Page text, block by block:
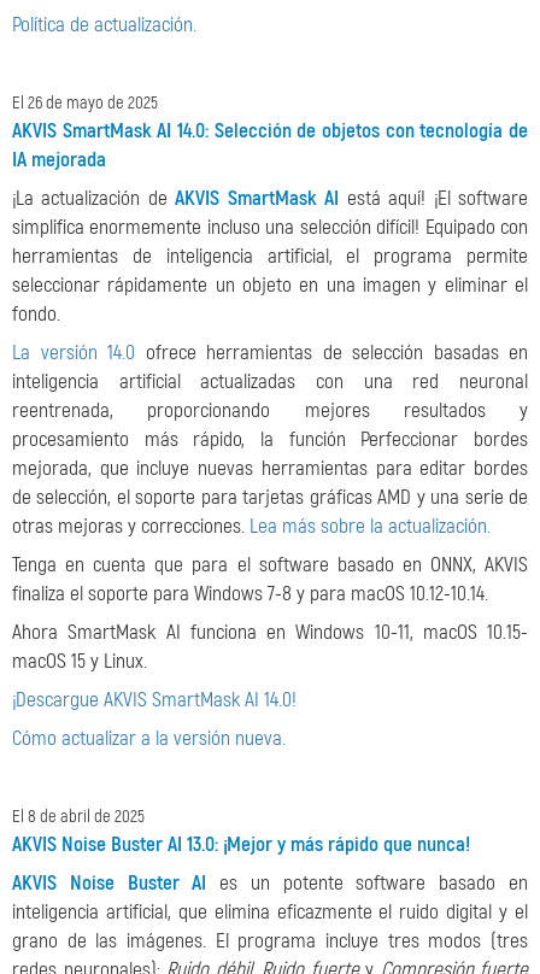
Política de actualización.
El 26 de mayo de 2025
AKVIS SmartMask AI 14.0: Selección de objetos con tecnología de
IA mejorada
¡La actualización deAKVIS SmartMask AI está aquí! ¡El software
simplifica enormemente incluso una selección difícil! Equipado con
herramientas de inteligencia artificial, el programa permite
seleccionar rápidamente un objeto en una imagen y eliminar el
fondo.
La versión 14.0 ofrece herramientas de selección basadas en
inteligencia artificial actualizadas con una red neuronal
reentrenada, proporcionando mejores resultados y
procesamiento más rápido, la función Perfeccionar bordes
mejorada, que incluye nuevas herramientas para editar bordes
de selección, el soporte para tarjetas gráficas AMD y una serie de
otras mejoras y correcciones. Lea más sobre la actualización.
Tenga en cuenta que para el software basado en ONNX, AKVIS
finaliza el soporte para Windows 7-8 y para macOS 10.12-10.14.
Ahora SmartMask AI funciona en Windows 10-11, macOS 10.15-
macOS 15 y Linux.
¡Descargue AKVIS SmartMask AI 14.0!
Cómo actualizar a la versión nueva.
El 8 de abril de 2025
AKVIS Noise Buster AI 13.0: ¡Mejor y más rápido que nunca!
AKVIS Noise Buster AI es un potente software basado en
inteligencia artificial, que elimina eficazmente el ruido digital y el
grano de las imágenes. El programa incluye tres modos (tres